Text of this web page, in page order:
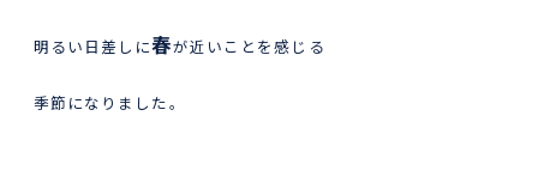
明るい日差しに春が近いことを感じる
季節になりました。